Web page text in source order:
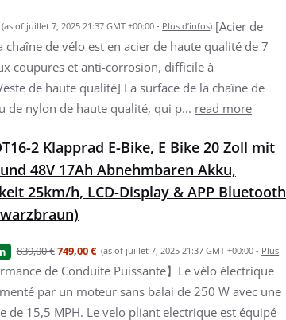
(as of juillet 7, 2025 21:37 GMT +00:00 - Plus d’infos) [Acier de
chaîne de vélo est en acier de haute qualité de 7
coupures et anti-corrosion, difficile à
de haute qualité] La surface de la chaîne de
de nylon de haute qualité, qui p... read more
2 Klapprad E-Bike, E Bike 20 Zoll mit
48V 17Ah Abnehmbaren Akku,
25km/h, LCD-Display & APP Bluetooth
839,00 €749,00 € (as of juillet 7, 2025 21:37 GMT +00:00 - Plus
de Conduite Puissante】Le vélo électrique
par un moteur sans balai de 250 W avec une
de 15,5 MPH. Le velo pliant electrique est équipé